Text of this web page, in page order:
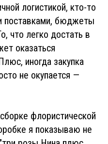
логистикой, кто-то
поставками, бюджеты
что легко достать в
оказаться
иногда закупка
не окупается —
флористической
я показываю не